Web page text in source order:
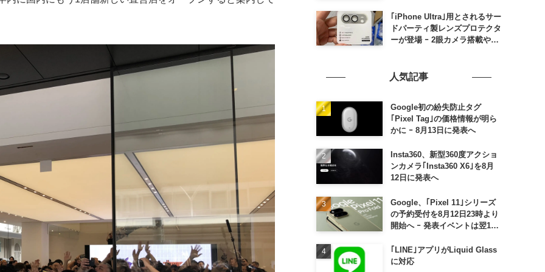
う｢iPhone Ultra｣用とされるサー
ドパーティ製レンズプロテクタ
ーが登場 ｰ 2眼カメラ搭載や一
人気記事
Google初の紛失防止タグ
｢Pixel Tag｣の価格情報が明ら
かに ｰ 8月13日に発表へ
Insta360、新型360度アクショ
ンカメラ｢Insta360 X6｣を8月
12日に発表へ
Google、｢Pixel 11｣シリーズ
の予約受付を8月12日23時より
開始へ ｰ 発表イベントは翌13
｢LINE｣アプリがLiquid Glass
に対応